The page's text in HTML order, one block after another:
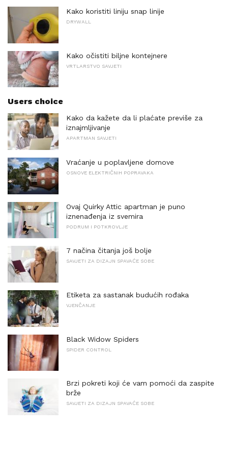
Kako koristiti liniju snap linije
DRYWALL
Kako očistiti biljne kontejnere
VRTLARSTVO SAVJETI
Users choice
Kako da kažete da li plaćate previše za
iznajmljivanje
APARTMAN SAVJETI
Vraćanje u poplavljene domove
OSNOVE ELEKTRIČNIH POPRAVAKA
Ovaj Quirky Attic apartman je puno
iznenađenja iz svemira
PODRUM I POTKROVLJE
7 načina čitanja još bolje
SAVJETI ZA DIZAJN SPAVAĆE SOBE
Etiketa za sastanak budućih rođaka
VJENČANJE
Black Widow Spiders
SPIDER CONTROL
Brzi pokreti koji će vam pomoći da zaspite
brže
SAVJETI ZA DIZAJN SPAVAĆE SOBE